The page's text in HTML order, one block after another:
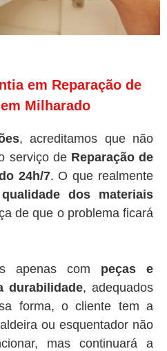
em Reparação de
Milharado
, acreditamos que não
serviço de Reparação de
24h/7. O que realmente
qualidade dos materiais
de que o problema ficará
apenas com peças e
durabilidade, adequados
forma, o cliente tem a
ou esquentador não
mas continuará a